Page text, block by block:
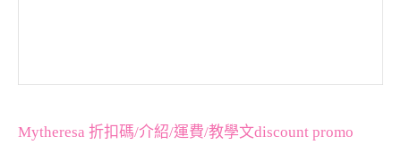
Mytheresa 折扣碼/介紹/運費/教學文discount promo